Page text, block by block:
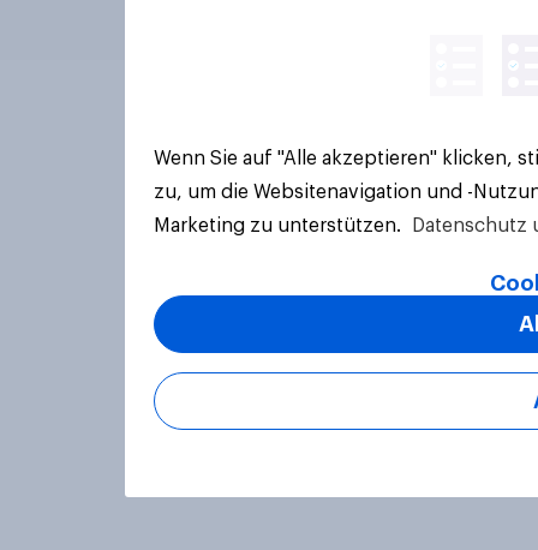
Wenn Sie auf "Alle akzeptieren" klicken,
zu, um die Websitenavigation und -
Marketing zu unterstützen.
Datenschutz